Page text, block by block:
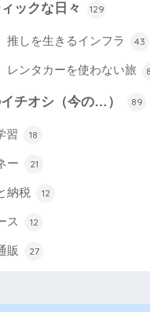
ックな日々 129
推しを生きるインフラ 43
レンタカーを使わない旅
チオシ（今の…） 89
習 18
ー 21
納税 12
ス 12
販 27